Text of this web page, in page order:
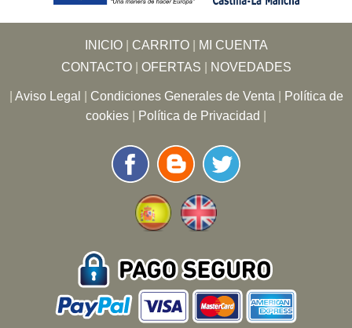
INICIO| CARRITO|
MI CUENTA
CONTACTO| OFERTAS NOVEDADES
Aviso Legal Condiciones Generales de Venta
Política de
cookies
Política de Privacidad